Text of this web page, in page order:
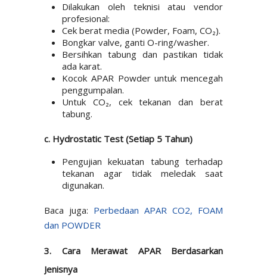
Dilakukan oleh teknisi atau vendor
profesional:
Cek berat media (Powder, Foam, CO₂).
Bongkar valve, ganti O-ring/washer.
Bersihkan tabung dan pastikan tidak
ada karat.
Kocok APAR Powder untuk mencegah
penggumpalan.
Untuk CO₂, cek tekanan dan berat
tabung.
c. Hydrostatic Test (Setiap 5 Tahun)
Pengujian kekuatan tabung terhadap
tekanan agar tidak meledak saat
digunakan.
Baca juga: Perbedaan APAR CO2, FOAM
dan POWDER
3. Cara Merawat APAR Berdasarkan
Jenisnya